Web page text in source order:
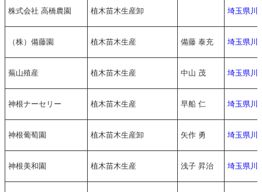
株式会社 高橋農園 植木苗木生産卸 埼玉県川
（株）備藤園 植木苗木生産 備藤 泰充 埼玉県川
蕪山殖産 植木苗木生産 中山 茂 埼玉県川
神根ナーセリー 植木苗木生産 早船 仁 埼玉県川
神根葡萄園 植木苗木生産卸 矢作 勇 埼玉県川
神根美和園 植木苗木生産 浅子 昇治 埼玉県川